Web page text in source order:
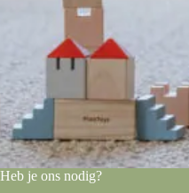
Heb je ons nodig?